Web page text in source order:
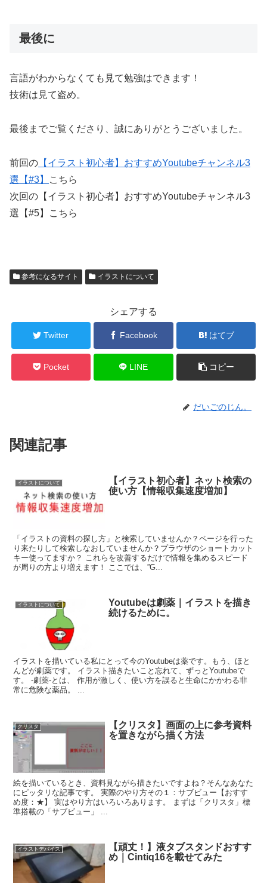
最後に
言語がわからなくても見て勉強はできます！
技術は見て盗め。
最後までご覧くださり、誠にありがとうございました。
前回の 【イラスト初心者】おすすめYoutubeチャンネル3
選【#3】
こちら
次回の【イラスト初心者】おすすめYoutubeチャンネル3
選【#5】こちら
参考になるサイト イラストについて
シェアする
Twitter Facebook はてブ
Pocket LINE コピー
だいごのじん。
関連記事
イラストについて
【イラスト初心者】ネット検索の
使い方【情報収集速度増加】
「イラストの資料の探し方」と検索していませんか？ページを行った
り来たりして検索しなおしていませんか？プラウザのショートカット
キー使ってますか？ これらを改善するだけで情報を集めるスピード
が周りの方より増えます！ ここでは、”G...
イラストについて
Youtubeは劇薬｜イラストを描き
続けるために。
イラストを描いている私にとって今のYoutubeは薬です。もう、ほと
んどが劇薬です。 イラスト描きたいこと忘れて、ずっとYoutubeで
す。 -劇薬-とは、 作用が激しく、使い方を誤ると生命にかかわる非
常に危険な薬品。 ...
クリスタ
【クリスタ】画面の上に参考資料
を置きながら描く方法
絵を描いているとき、資料見ながら描きたいですよね？そんなあなた
にピッタリな記事です。 実際のやり方その１：サブビュー【おすす
め度：★】 実はやり方はいろいろあります。 まずは「クリスタ」標
準搭載の「サブビュー」 ...
イラストデバイス
【頑丈！】液タブスタンドおすす
め｜Cintiq16を載せてみた